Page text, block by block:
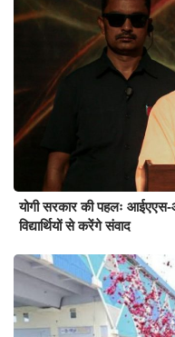
योगी सरकार की पहलः
विद्यार्थियों से करेंगे संवाद